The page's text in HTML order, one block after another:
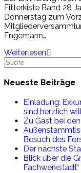
Fitterkiste Band 28
Donnerstag zum
Engemann…
WeiterlesenNicht
Am
mit
Vortrag
und
neuer
Search
this
website
Neueste Beiträge
Einladung:
sind herzlich
Zu Gast bei
Besuch des
Der nächste
Blick über die